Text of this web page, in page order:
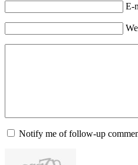
E-
Notify me of follow-up